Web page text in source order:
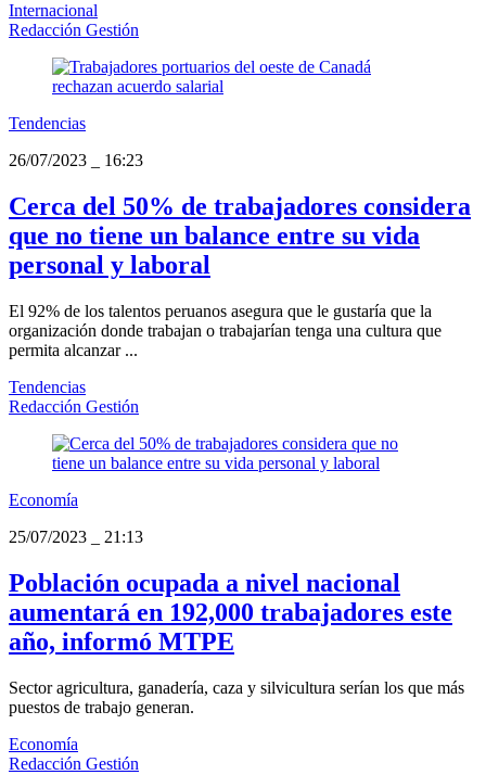
Internacional
Redacción Gestión
Tendencias
26/07/2023
16:23
Cerca del 50% de trabajadores considera
que no tiene un balance entre su vida
personal y laboral
El 92% de los talentos peruanos asegura que le gustaría que la
organización donde trabajan o trabajarían tenga una cultura que
permita alcanzar ...
Tendencias
Redacción Gestión
Economía
25/07/2023
21:13
Población ocupada a nivel nacional
aumentará en 192,000 trabajadores este
año, informó MTPE
Sector agricultura, ganadería, caza y silvicultura serían los que más
puestos de trabajo generan.
Economía
Redacción Gestión